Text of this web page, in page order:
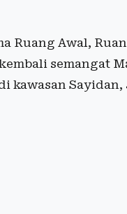
Ruang Awal,
semangat
kawasan